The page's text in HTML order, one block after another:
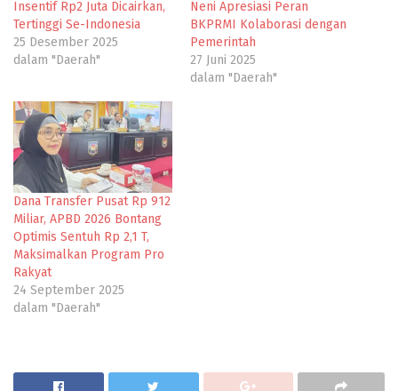
Insentif Rp2 Juta Dicairkan,
Tertinggi Se-Indonesia
25 Desember 2025
dalam "Daerah"
Neni Apresiasi Peran
BKPRMI Kolaborasi dengan
Pemerintah
27 Juni 2025
dalam "Daerah"
Dana Transfer Pusat Rp 912
Miliar, APBD 2026 Bontang
Optimis Sentuh Rp 2,1 T,
Maksimalkan Program Pro
Rakyat
24 September 2025
dalam "Daerah"